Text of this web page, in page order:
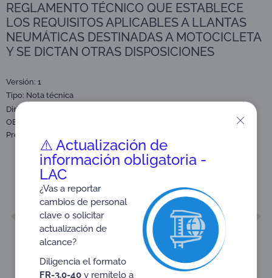
REGLAMENTO TÉCNICO QUE ESTABLECE
LOS REQUISITOS APLICABLES A LLANTAS
NEUMÁTICAS DESTINADAS A MOTOCICLETA
Y SE DICTAN OTRAS DISPOSICIONES
Versión: 1
Tipo: Nota técnica
Dirigido a:
OEC Organismos de Evaluación de la Conformidad
Profesionales Técnicos
ANTERIOR
SIGUIENTE
NTE-3.3-59
⚠️ Actualización de
información obligatoria -
LAC
¿Vas a reportar
cambios de personal
clave o solicitar
actualización de
alcance?
Diligencia el formato
FR-3.0-40y remítelo a